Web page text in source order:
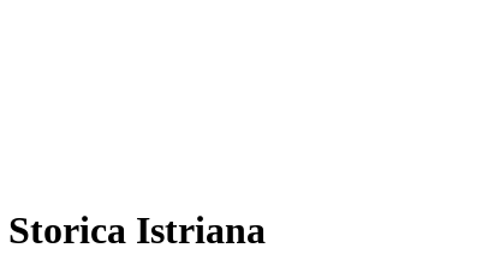
Storica Istriana